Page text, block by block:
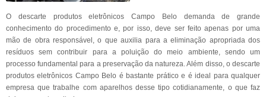
O descarte produtos eletrônicos Campo Belo demanda de grande
conhecimento do procedimento e, por isso, deve ser feito apenas por uma
mão de obra responsável, o que auxilia para a eliminação apropriada dos
resíduos sem contribuir para a poluição do meio ambiente, sendo um
processo fundamental para a preservação da natureza. Além disso, o descarte
produtos eletrônicos Campo Belo é bastante prático e é ideal para qualquer
empresa que trabalhe com aparelhos desse tipo cotidianamente, o que faz